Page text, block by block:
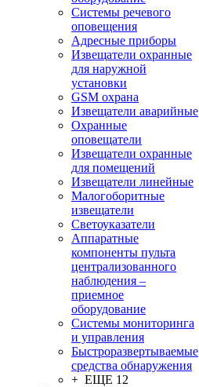
Системы речевого
оповещения
Адресные приборы
Извещатели охранные
для наружной
установки
GSM охрана
Извещатели аварийные
Охранные
оповещатели
Извещатели охранные
для помещений
Извещатели линейные
Малогоборитные
извещатели
Светоуказатели
Аппаратные
компоненты пульта
централизованного
наблюдения –
приемное
оборудование
Системы мониторинга
и управления
Быстроразвертываемые
средства обнаружения
+ ЕЩЕ 12